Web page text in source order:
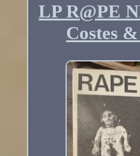
LP R@PE
Costes